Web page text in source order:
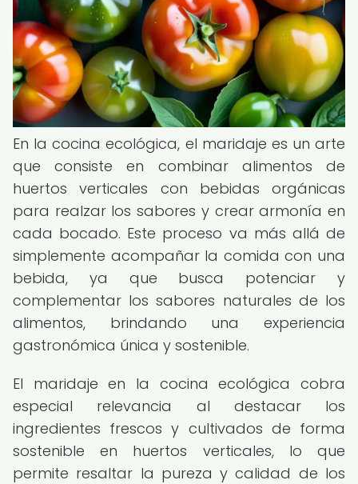
En la cocina ecológica, el maridaje es un arte
que consiste en combinar alimentos de
huertos verticales con bebidas orgánicas
para realzar los sabores y crear armonía en
cada bocado. Este proceso va más allá de
simplemente acompañar la comida con una
bebida, ya que busca potenciar y
complementar los sabores naturales de los
alimentos, brindando una experiencia
gastronómica única y sostenible.
El maridaje en la cocina ecológica cobra
especial relevancia al destacar los
ingredientes frescos y cultivados de forma
sostenible en huertos verticales, lo que
permite resaltar la pureza y calidad de los